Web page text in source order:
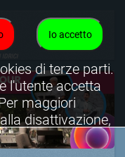
Io accetto
di terze parti.
l'utente accetta
maggiori
disattivazione,
cookies